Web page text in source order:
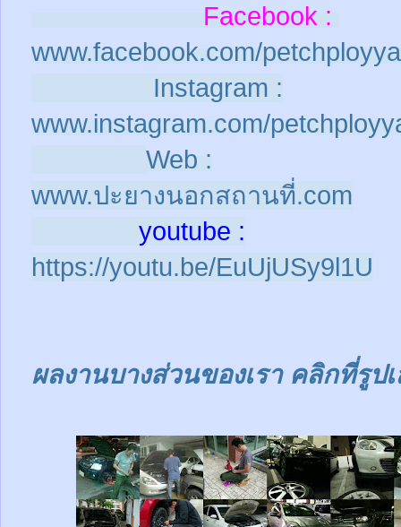
Facebook :
www.facebook.com/
Instagram :
www.instagram.com/
Web :
www.ปะยางนอกสถานที่.com
youtube :
https://youtu.be/EuUjUSy9l1U
ผลงานบางส่วนของเรา คลิกที่รูป